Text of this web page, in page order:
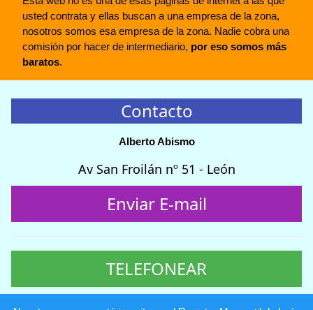
usted contrata y ellas buscan a una empresa de la zona,
nosotros somos esa empresa de la zona. Nadie cobra una
comisión por hacer de intermediario, por eso somos más
baratos.
Contacto
Alberto Abismo
Av San Froilán nº 51 - León
Enviar E-mail
TELEFONEAR